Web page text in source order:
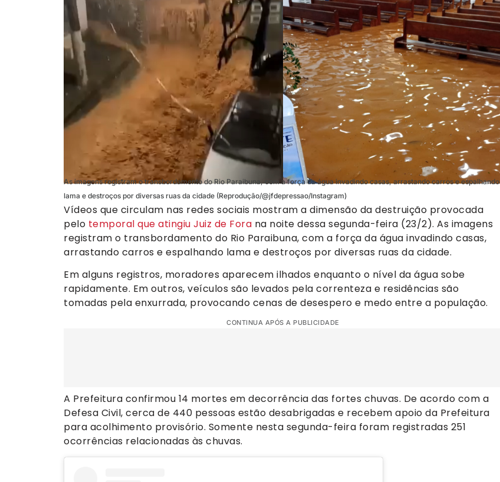
As imagens registram o transbordamento do Rio Paraibuna, com a força da água invadindo casas, arrastando carros e espalhando
lama e destroços por diversas ruas da cidade (Reprodução/@jfdepressao/Instagram)
Vídeos que circulam nas redes sociais mostram a dimensão da destruição provocada
pelo temporal que atingiu Juiz de Fora na noite dessa segunda-feira (23/2). As imagens
registram o transbordamento do Rio Paraibuna, com a força da água invadindo casas,
arrastando carros e espalhando lama e destroços por diversas ruas da cidade.
Em alguns registros, moradores aparecem ilhados enquanto o nível da água sobe
rapidamente. Em outros, veículos são levados pela correnteza e residências são
tomadas pela enxurrada, provocando cenas de desespero e medo entre a população.
CONTINUA APÓS A PUBLICIDADE
A Prefeitura confirmou 14 mortes em decorrência das fortes chuvas. De acordo com a
Defesa Civil, cerca de 440 pessoas estão desabrigadas e recebem apoio da Prefeitura
para acolhimento provisório. Somente nesta segunda-feira foram registradas 251
ocorrências relacionadas às chuvas.